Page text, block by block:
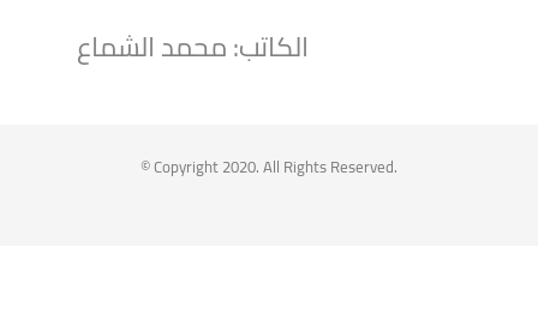
الكاتب: محمد الشماع
Syrian Women PM @syriawpm · 25 Jul 2025
© Copyright 2020. All Rights Reserved.